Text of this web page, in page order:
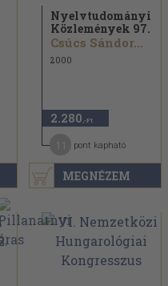
MEGNÉZEM
Nyelvtudományi
Közlemények 97.
Csúcs Sándor...
2000
2.280 ,-Ft
pont kapható